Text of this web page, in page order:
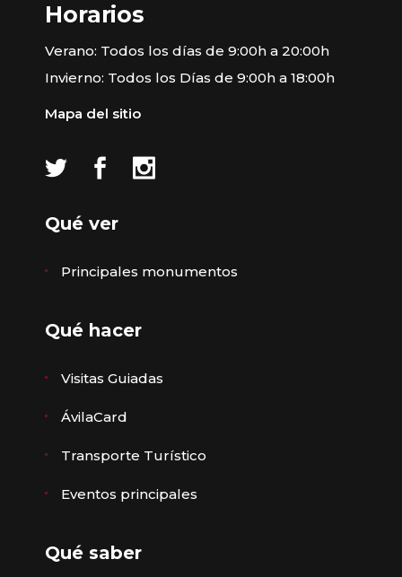
Horarios
Verano: Todos los días de 9:00h a 20:00h
Invierno: Todos los Días de 9:00h a 18:00h
Mapa del sitio
Qué ver
Principales monumentos
Qué hacer
Visitas Guiadas
ÁvilaCard
Transporte Turístico
Eventos principales
Qué saber